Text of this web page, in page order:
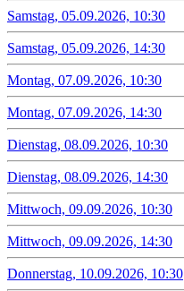
Samstag, 05.09.2026, 10:30
Samstag, 05.09.2026, 14:30
Montag, 07.09.2026, 10:30
Montag, 07.09.2026, 14:30
Dienstag, 08.09.2026, 10:30
Dienstag, 08.09.2026, 14:30
Mittwoch, 09.09.2026, 10:30
Mittwoch, 09.09.2026, 14:30
Donnerstag, 10.09.2026, 10:30